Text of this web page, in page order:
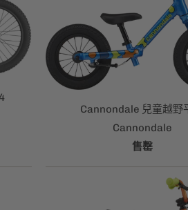
Cannondale 兒童越野
Cannondale
售罄